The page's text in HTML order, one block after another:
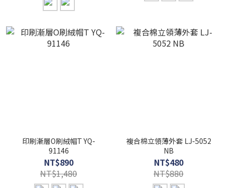
印刷漸層O刷絨帽T YQ-
91146
NT$890
NT$1,480
複合棉立領薄外套 LJ-5052
NB
NT$480
NT$880